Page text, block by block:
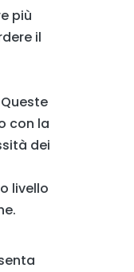
più
il
con la
dei
livello